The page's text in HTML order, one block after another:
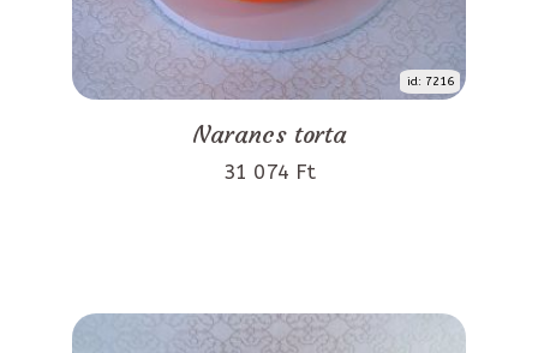
id: 7216
Narancs torta
31 074 Ft